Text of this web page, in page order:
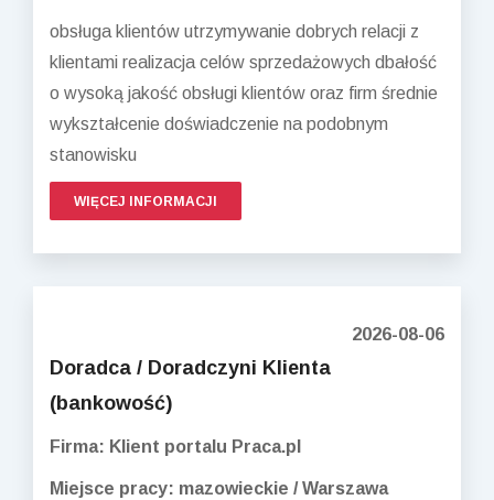
obsługa klientów utrzymywanie dobrych relacji z
klientami realizacja celów sprzedażowych dbałość
o wysoką jakość obsługi klientów oraz firm średnie
wykształcenie doświadczenie na podobnym
stanowisku
WIĘCEJ INFORMACJI
2026-08-06
Doradca / Doradczyni Klienta
(bankowość)
Firma: Klient portalu Praca.pl
Miejsce pracy: mazowieckie / Warszawa